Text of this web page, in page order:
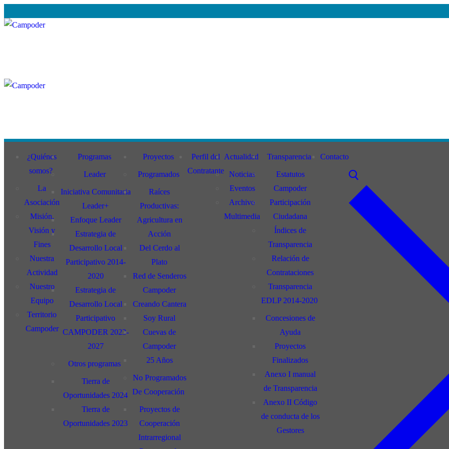
al
¿Quiénes
somos?
La
Asociación
Misión,
Visión y
Fines
Nuestra
Actividad
Nuestro
Equipo
Territorio
Campoder
Programas
Leader
Iniciativa Comunitaria
Leader+
Enfoque Leader
Estrategia de
Desarrollo Local
Participativo 2014-
2020
Estrategia de
Desarrollo Local
Participativo
CAMPODER 2023-
2027
Otros programas
Tierra de
Oportunidades 2024
Tierra de
Oportunidades 2023
Proyectos
Programados
Raíces
Productivas:
Agricultura en
Acción
Del Cerdo al
Plato
Red de Senderos
Campoder
Creando Cantera
Soy Rural
Cuevas de
Campoder
25 Años
No Programados
De Cooperación
Proyectos de
Cooperación
Intrarregional
Perfil del
Contratante
Actualidad
Noticias
Eventos
Archivo
Multimedia
Transparencia
Estatutos
Campoder
Participación
Ciudadana
Índices de
Transparencia
Relación de
Contrataciones
Transparencia
EDLP 2014-2020
Concesiones de
Ayuda
Proyectos
Finalizados
Anexo I manual
de Transparencia
Anexo II Código
de conducta de los
Gestores
Contacto